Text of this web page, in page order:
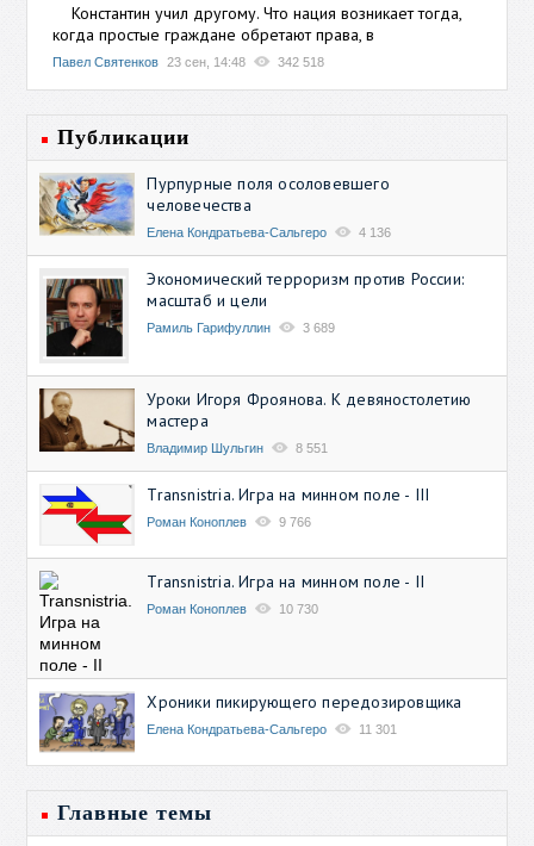
Константин учил другому. Что нация возникает тогда,
когда простые граждане обретают права, в
Павел Святенков 23 сен, 14:48 342 518
Публикации
Пурпурные поля осоловевшего
человечества
Елена Кондратьева-Сальгеро 4 136
Экономический терроризм против России:
масштаб и цели
Рамиль Гарифуллин 3 689
Уроки Игоря Фроянова. К девяностолетию
мастера
Владимир Шульгин 8 551
Transnistria. Игра на минном поле - III
Роман Коноплев 9 766
Transnistria. Игра на минном поле - II
Роман Коноплев 10 730
Хроники пикирующего передозировщика
Елена Кондратьева-Сальгеро 11 301
Главные темы